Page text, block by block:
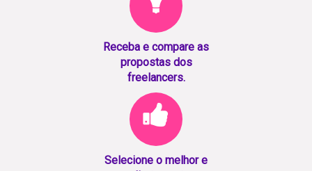
Receba e compare as
propostas dos
freelancers.
Selecione o melhor e